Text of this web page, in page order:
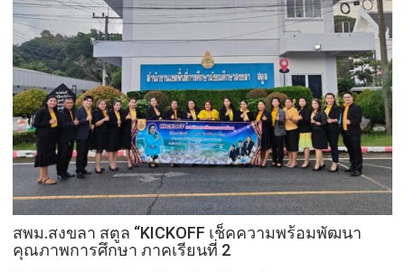
รุ่น
ของ
กลุ่ม
นิล
กาฬ
&
กลุ่ม
โอปอ
ใน
โครงการ
“พัฒนา
ชาวนา
สพม.สงขลา สตูล “KICKOFF เช็คความพร้อมพัฒนา
คุณภาพการศึกษา ภาคเรียนที่ 2